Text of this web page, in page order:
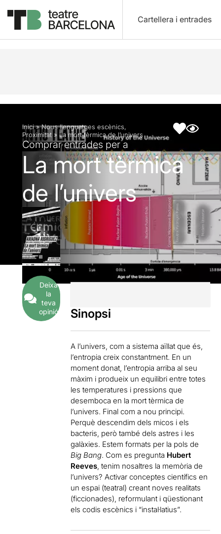
Cartellera i entrades
Descripció Fitxa artística
Inici»Nous llenguatges escènics,
Proximitat » La mort tèrmica de l’univers
Comprar entrades per a
La mort tèrmica
de l’univers
Deixa
la
teva
opinió
Sinopsi
A l’univers, com a sistema aïllat que és,
l’entropia creix constantment. En un
moment donat, l’entropia arriba al seu
màxim i produeix un equilibri entre totes
les temperatures i pressions que
desemboca en la mort tèrmica de
l’univers. Final com a nou principi.
Perquè descendim dels micos i els
bacteris, però també dels astres i les
galàxies. Estem formats per la pols de
Big Bang. Com es pregunta Hubert
Reeves, tenim nosaltres la memòria de
l’univers? Activar conceptes científics en
un espai (teatral) creant noves realitats
(ficcionades), reformulant i qüestionant
els codis escènics i “instal·latius”.